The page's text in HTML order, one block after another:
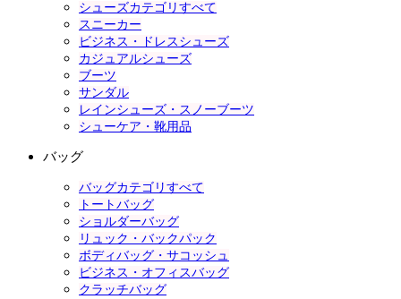
シューズカテゴリすべて
スニーカー
ビジネス・ドレスシューズ
カジュアルシューズ
ブーツ
サンダル
レインシューズ・スノーブーツ
シューケア・靴用品
バッグ
バッグカテゴリすべて
トートバッグ
ショルダーバッグ
リュック・バックパック
ボディバッグ・サコッシュ
ビジネス・オフィスバッグ
クラッチバッグ